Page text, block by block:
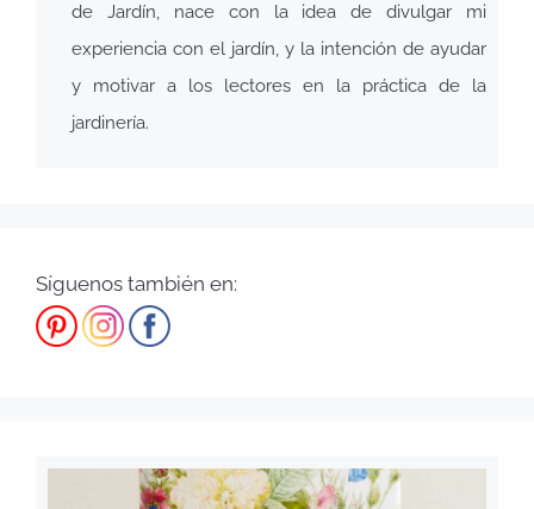
de Jardín, nace con la idea de divulgar mi
experiencia con el jardín, y la intención de ayudar
y motivar a los lectores en la práctica de la
jardinería.
Síguenos también en: